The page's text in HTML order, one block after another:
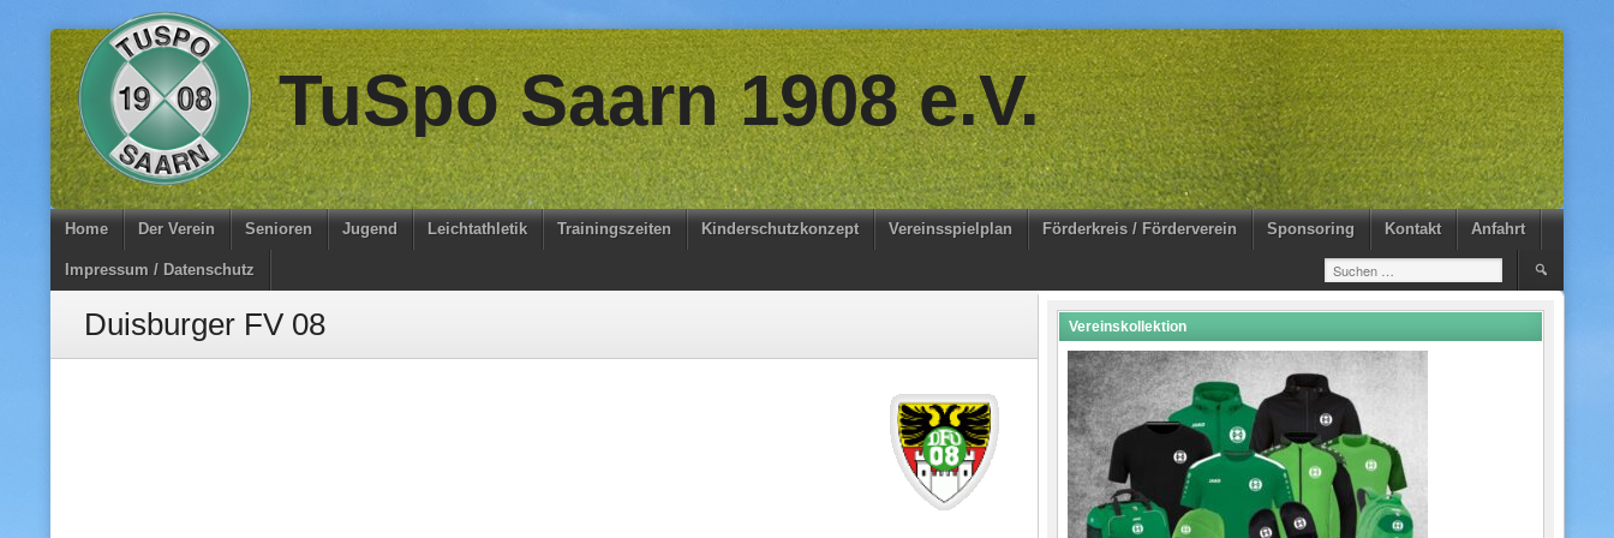
Skip
to
content
TuSpo Saarn 1908 e.V.
Home Der Verein Senioren Jugend Leichtathletik Trainingszeiten Kinderschutzkonzept Vereinsspielplan Förderkreis / Förderverein Sponsoring Kontakt Anfahrt
Impressum / Datenschutz
Suchen
Duisburger FV 08 Vereinskollektion